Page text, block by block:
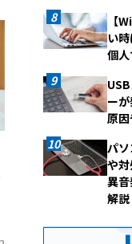
【
い
個
ー
原
パ
や対
異
解説